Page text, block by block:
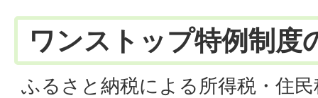
ワンストップ特例制度
ふるさと納税による所得税・住